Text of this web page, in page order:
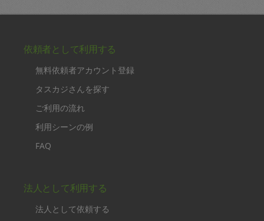
依頼者として利用する
無料依頼者アカウント登録
タスカジさんを探す
ご利用の流れ
利用シーンの例
FAQ
法人として利用する
法人として依頼する